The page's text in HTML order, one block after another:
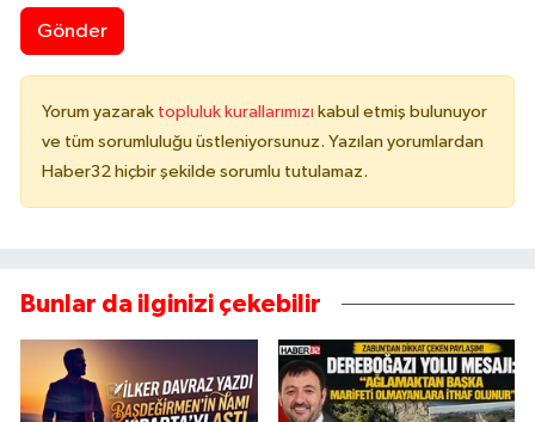
Gönder
Yorum yazarak topluluk kurallarımızı kabul etmiş bulunuyor
ve tüm sorumluluğu üstleniyorsunuz. Yazılan yorumlardan
Haber32 hiçbir şekilde sorumlu tutulamaz.
Bunlar da ilginizi çekebilir